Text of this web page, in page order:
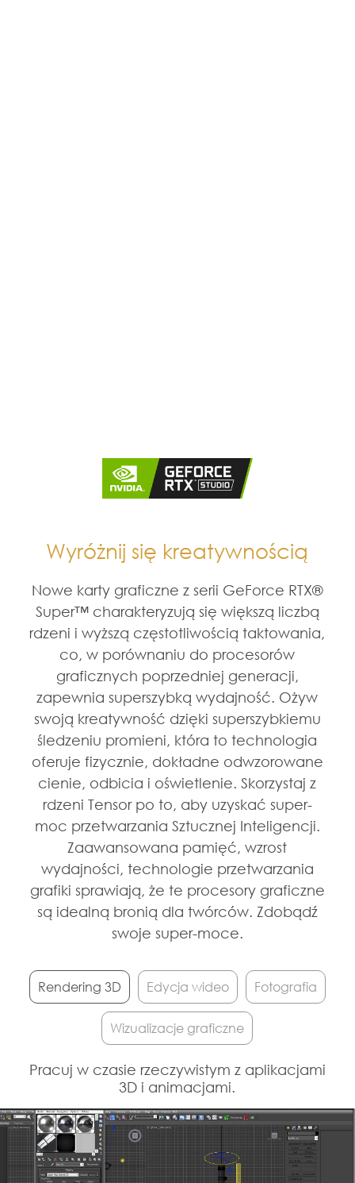
Wyróżnij się kreatywnością
Nowe karty graficzne z serii GeForce RTX®
Super™ charakteryzują się większą liczbą
rdzeni i wyższą częstotliwością taktowania,
co, w porównaniu do procesorów
graficznych poprzedniej generacji,
zapewnia superszybką wydajność. Ożyw
swoją kreatywność dzięki superszybkiemu
śledzeniu promieni, która to technologia
oferuje fizycznie, dokładne odwzorowane
cienie, odbicia i oświetlenie. Skorzystaj z
rdzeni Tensor po to, aby uzyskać super-
moc przetwarzania Sztucznej Inteligencji.
Zaawansowana pamięć, wzrost
wydajności, technologie przetwarzania
grafiki sprawiają, że te procesory graficzne
są idealną bronią dla twórców. Zdobądź
swoje super-moce.
Rendering 3D Edycja wideo Fotografia
Wizualizacje graficzne
Pracuj w czasie rzeczywistym z aplikacjami
3D i animacjami.